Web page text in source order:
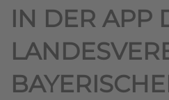
IN DER APP